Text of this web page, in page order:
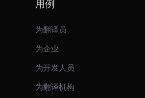
用例
为翻译员
为企业
为开发人员
为翻译机构